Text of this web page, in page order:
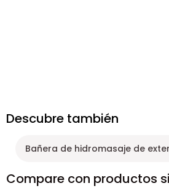
Descubre también
Bañera de hidromasaje de
Compare con productos